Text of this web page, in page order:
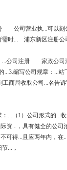
公司营业执...可以刻
时... 浦东新区注册
...公司注册 家政公司
编写公司规章：...
商局收取公司...名告
...（1）公司形式的...
资...，具有健全的公司
可得...且应两年内，在
...，